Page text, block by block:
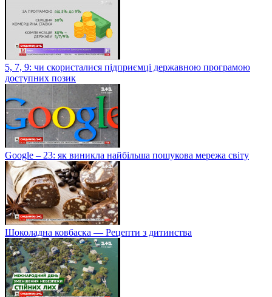
5, 7, 9: чи скористалися підприємці державною програмою
доступних позик
Google – 23: як виникла найбільша пошукова мережа світу
Шоколадна ковбаска — Рецепти з дитинства